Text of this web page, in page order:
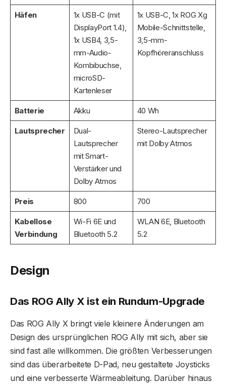
Häfen
1x USB-C (mit
DisplayPort 1.4),
1x USB4, 3,5-
mm-Audio-
Kombibuchse,
microSD-
Kartenleser
1x USB-C, 1x ROG Xg
Mobile-Schnittstelle,
3,5-mm-
Kopfhöreranschluss
Batterie Akku 40 Wh
Lautsprecher
Dual-
Lautsprecher
mit Smart-
Verstärker und
Dolby Atmos
Stereo-Lautsprecher
mit Dolby Atmos
Preis 800 700
Kabellose
Verbindung
Wi-Fi 6E und
Bluetooth 5.2
WLAN 6E, Bluetooth
5.2
Design
Das ROG Ally X ist ein Rundum-Upgrade
Das ROG Ally X bringt viele kleinere Änderungen am
Design des ursprünglichen ROG Ally mit sich, aber sie
sind fast alle willkommen. Die größten Verbesserungen
sind das überarbeitete D-Pad, neu gestaltete Joysticks
und eine verbesserte Wärmeableitung. Darüber hinaus